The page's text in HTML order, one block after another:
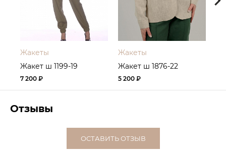
Жакеты
Жакет ш 1199-19
7 200 ₽
Жакеты
Жакет ш 1876-22
5 200 ₽
Отзывы
ОСТАВИТЬ ОТЗЫВ